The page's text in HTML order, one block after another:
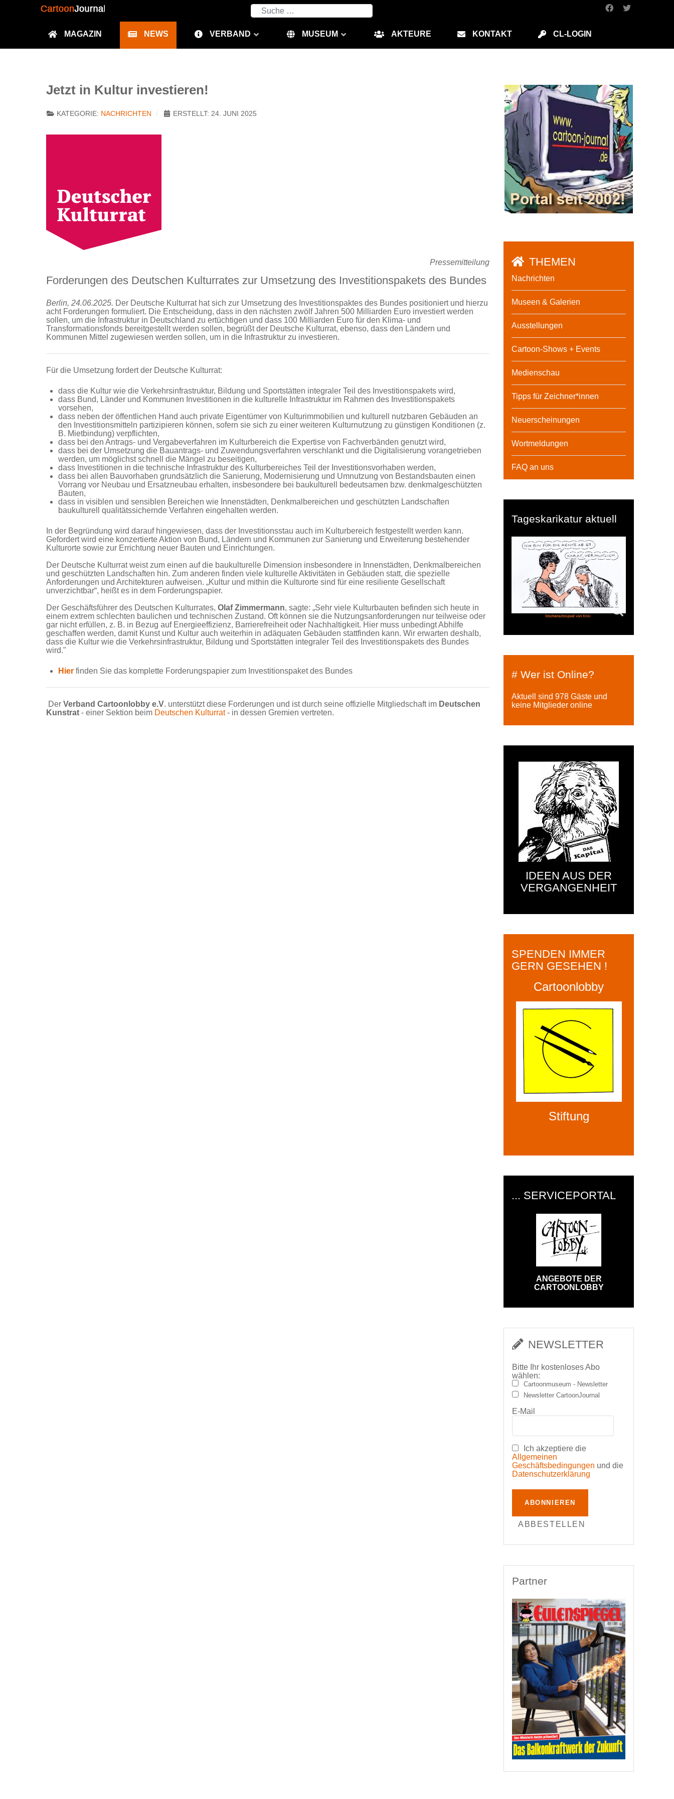
Suchen
MAGAZIN NEWS VERBAND MUSEUM AKTEURE KONTAKT CL-LOGIN
Jetzt in Kultur investieren!
KATEGORIE: NACHRICHTEN ERSTELLT: 24. JUNI 2025
Pressemitteilung
Forderungen des Deutschen Kulturrates zur Umsetzung des Investitionspakets des Bundes
Berlin, 24.06.2025. Der Deutsche Kulturrat hat sich zur Umsetzung des Investitionspaktes des Bundes positioniert und hierzu
acht Forderungen formuliert. Die Entscheidung, dass in den nächsten zwölf Jahren 500 Milliarden Euro investiert werden
sollen, um die Infrastruktur in Deutschland zu ertüchtigen und dass 100 Milliarden Euro für den Klima- und
Transformationsfonds bereitgestellt werden sollen, begrüßt der Deutsche Kulturrat, ebenso, dass den Ländern und
Kommunen Mittel zugewiesen werden sollen, um in die Infrastruktur zu investieren.
Für die Umsetzung fordert der Deutsche Kulturrat:
dass die Kultur wie die Verkehrsinfrastruktur, Bildung und Sportstätten integraler Teil des Investitionspakets wird,
dass Bund, Länder und Kommunen Investitionen in die kulturelle Infrastruktur im Rahmen des Investitionspakets
vorsehen,
dass neben der öffentlichen Hand auch private Eigentümer von Kulturimmobilien und kulturell nutzbaren Gebäuden an
den Investitionsmitteln partizipieren können, sofern sie sich zu einer weiteren Kulturnutzung zu günstigen Konditionen (z.
B. Mietbindung) verpflichten,
dass bei den Antrags- und Vergabeverfahren im Kulturbereich die Expertise von Fachverbänden genutzt wird,
dass bei der Umsetzung die Bauantrags- und Zuwendungsverfahren verschlankt und die Digitalisierung vorangetrieben
werden, um möglichst schnell die Mängel zu beseitigen,
dass Investitionen in die technische Infrastruktur des Kulturbereiches Teil der Investitionsvorhaben werden,
dass bei allen Bauvorhaben grundsätzlich die Sanierung, Modernisierung und Umnutzung von Bestandsbauten einen
Vorrang vor Neubau und Ersatzneubau erhalten, insbesondere bei baukulturell bedeutsamen bzw. denkmalgeschützten
Bauten,
dass in visiblen und sensiblen Bereichen wie Innenstädten, Denkmalbereichen und geschützten Landschaften
baukulturell qualitätssichernde Verfahren eingehalten werden.
In der Begründung wird darauf hingewiesen, dass der Investitionsstau auch im Kulturbereich festgestellt werden kann.
Gefordert wird eine konzertierte Aktion von Bund, Ländern und Kommunen zur Sanierung und Erweiterung bestehender
Kulturorte sowie zur Errichtung neuer Bauten und Einrichtungen.
Der Deutsche Kulturrat weist zum einen auf die baukulturelle Dimension insbesondere in Innenstädten, Denkmalbereichen
und geschützten Landschaften hin. Zum anderen finden viele kulturelle Aktivitäten in Gebäuden statt, die spezielle
Anforderungen und Architekturen aufweisen. „Kultur und mithin die Kulturorte sind für eine resiliente Gesellschaft
unverzichtbar“, heißt es in dem Forderungspapier.
Der Geschäftsführer des Deutschen Kulturrates, Olaf Zimmermann, sagte: „Sehr viele Kulturbauten befinden sich heute in
einem extrem schlechten baulichen und technischen Zustand. Oft können sie die Nutzungsanforderungen nur teilweise oder
gar nicht erfüllen, z. B. in Bezug auf Energieeffizienz, Barrierefreiheit oder Nachhaltigkeit. Hier muss unbedingt Abhilfe
geschaffen werden, damit Kunst und Kultur auch weiterhin in adäquaten Gebäuden stattfinden kann. Wir erwarten deshalb,
dass die Kultur wie die Verkehrsinfrastruktur, Bildung und Sportstätten integraler Teil des Investitionspakets des Bundes
wird."
Hier finden Sie das komplette Forderungspapier zum Investitionspaket des Bundes
Der Verband Cartoonlobby e.V. unterstützt diese Forderungen und ist durch seine offizielle Mitgliedschaft im Deutschen
Kunstrat - einer Sektion beim Deutschen Kulturrat- in dessen Gremien vertreten.
THEMEN
Nachrichten
Museen & Galerien
Ausstellungen
Cartoon-Shows + Events
Medienschau
Tipps für Zeichner*innen
Neuerscheinungen
Wortmeldungen
FAQ an uns
Tageskarikatur aktuell
# Wer ist Online?
Aktuell sind 978 Gäste und
keine Mitglieder online
IDEEN AUS DER
VERGANGENHEIT
SPENDEN IMMER
GERN GESEHEN !
Cartoonlobby
Stiftung
... SERVICEPORTAL
ANGEBOTE DER
CARTOONLOBBY
NEWSLETTER
Bitte Ihr kostenloses Abo
wählen:
Cartoonmuseum - Newsletter
Newsletter CartoonJournal
E-Mail
Ich akzeptiere die
Allgemeinen
Geschäftsbedingungen und die
Datenschutzerklärung
ABONNIEREN
ABBESTELLEN
Partner